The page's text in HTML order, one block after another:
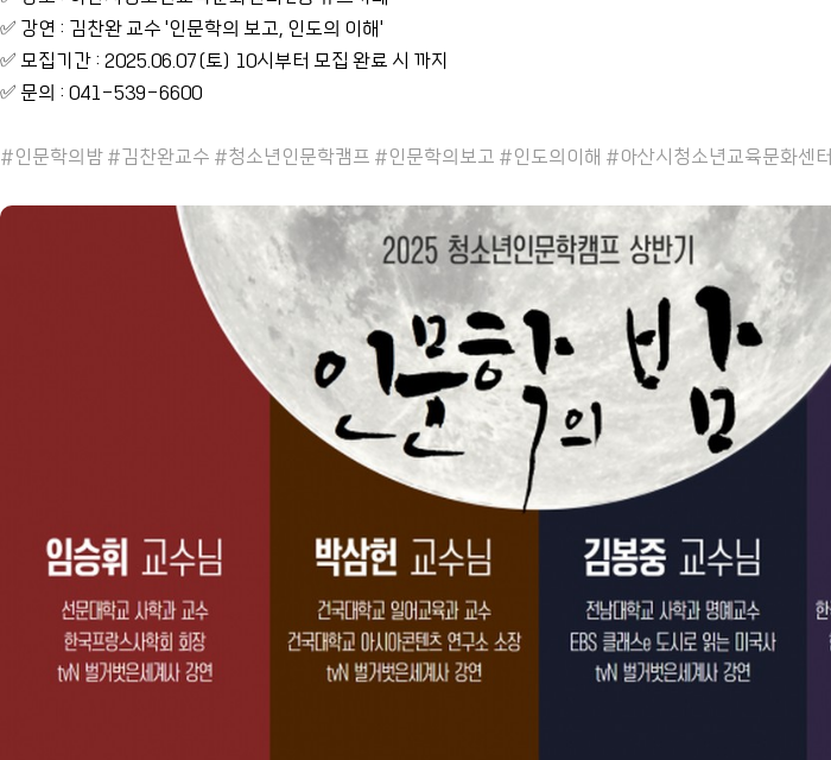
✅ 강연 : 김찬완 교수 '인문학의 보고, 인도의 이해'
✅ 모집기간 : 2025.06.07(토) 10시부터 모집 완료 시 까지
✅ 문의 : 041-539-6600
#인문학의밤 #김찬완교수 #청소년인문학캠프 #인문학의보고 #인도의이해 #아산시청소년교육문화센터